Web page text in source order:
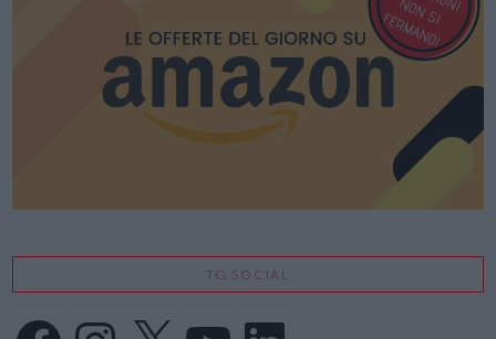
TG SOCIAL
FacebookInstagram
X LinkedIn